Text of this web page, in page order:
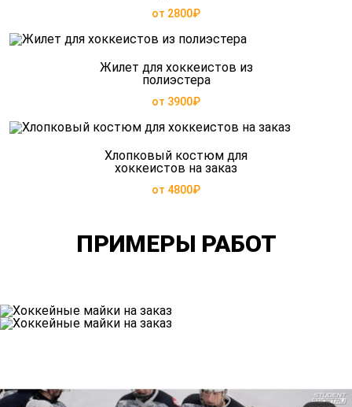
от 2800₽
Жилет для хоккеистов из
полиэстера
от 3900₽
Хлопковый костюм для
хоккеистов на заказ
от 4800₽
ПРИМЕРЫ РАБОТ